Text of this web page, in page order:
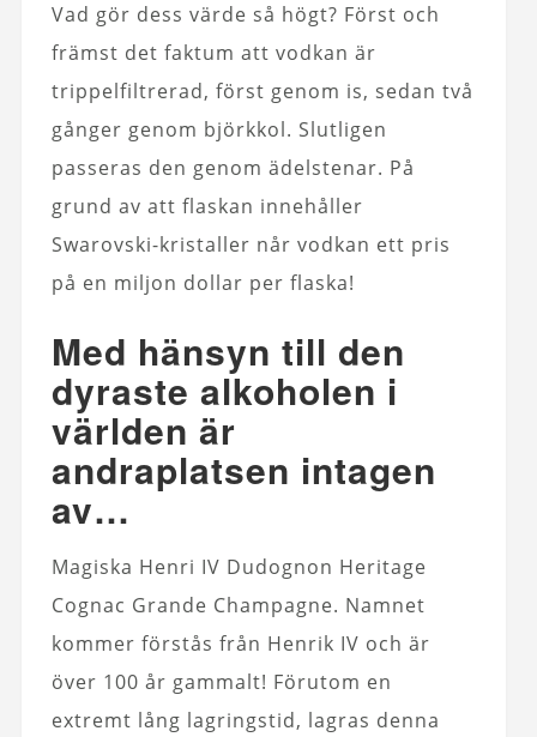
Vad gör dess värde så högt? Först och
främst det faktum att vodkan är
trippelfiltrerad, först genom is, sedan två
gånger genom björkkol. Slutligen
passeras den genom ädelstenar. På
grund av att flaskan innehåller
Swarovski-kristaller når vodkan ett pris
på en miljon dollar per flaska!
Med hänsyn till den
dyraste alkoholen i
världen är
andraplatsen intagen
av…
Magiska Henri IV Dudognon Heritage
Cognac Grande Champagne. Namnet
kommer förstås från Henrik IV och är
över 100 år gammalt! Förutom en
extremt lång lagringstid, lagras denna